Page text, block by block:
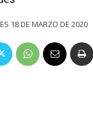
18 DE MARZO DE 2020